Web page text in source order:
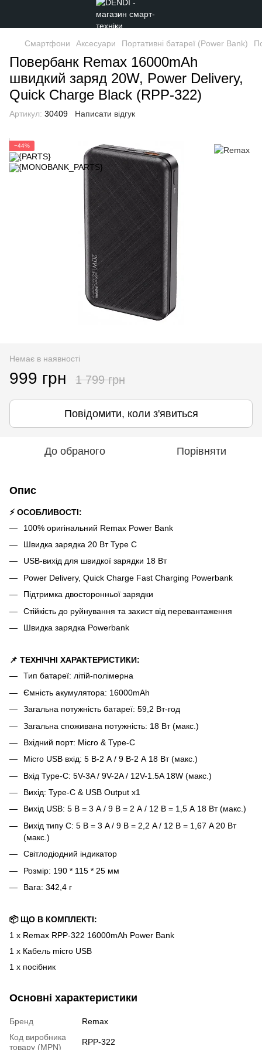
Смартфони Аксесуари Портативні батареї (Power Bank)
Повербанк Remax 16000mAh
швидкий заряд 20W, Power Delivery,
Quick Charge Black (RPP-322)
Артикул: 30409 Написати відгук
−44%
Немає в наявності
999 грн 1 799 грн
Повідомити, коли з'явиться
До обраного Порівняти
Опис
⚡ ОСОБЛИВОСТІ:
100% оригінальний Remax Power Bank
Швидка зарядка 20 Вт Type C
USB-вихід для швидкої зарядки 18 Вт
Power Delivery, Quick Charge Fast Charging Powerbank
Підтримка двосторонньої зарядки
Стійкість до руйнування та захист від перевантаження
Швидка зарядка Powerbank
📌 ТЕХНІЧНІ ХАРАКТЕРИСТИКИ:
Тип батареї: літій-полімерна
Ємність акумулятора: 16000mAh
Загальна потужність батареї: 59,2 Вт-год
Загальна споживана потужність: 18 Вт (макс.)
Вхідний порт: Micro & Type-C
Micro USB вхід: 5 В-2 А / 9 В-2 А 18 Вт (макс.)
Вхід Type-C: 5V-3A / 9V-2A / 12V-1.5A 18W (макс.)
Вихід: Type-C & USB Output x1
Вихід USB: 5 В = 3 А / 9 В = 2 А / 12 В = 1,5 А 18 Вт (макс.)
Вихід типу C: 5 В = 3 A / 9 В = 2,2 A / 12 В = 1,67 A 20 Вт
(макс.)
Світлодіодний індикатор
Розмір: 190 * 115 * 25 мм
Вага: 342,4 г
📦 ЩО В КОМПЛЕКТІ:
1 x Remax RPP-322 16000mAh Power Bank
1 x Кабель micro USB
1 х посібник
Основні характеристики
Бренд
Remax
Код виробника
товару (MPN)
RPP-322